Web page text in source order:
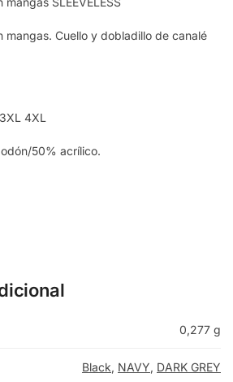
mangas. Cuello y dobladillo de canalé
4XL
50% acrílico.
0,277 g
Black, NAVY, DARK GREY